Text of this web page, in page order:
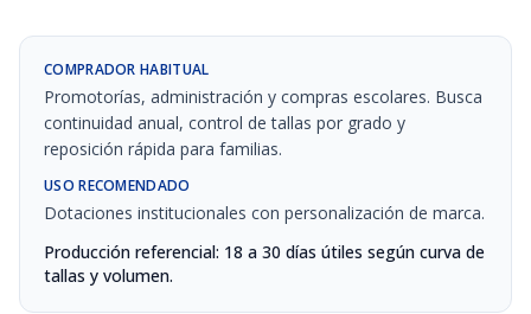
COMPRADOR HABITUAL
Promotorías, administración y compras escolares. Busca
continuidad anual, control de tallas por grado y
reposición rápida para familias.
USO RECOMENDADO
Dotaciones institucionales con personalización de marca.
Producción referencial: 18 a 30 días útiles según curva de
tallas y volumen.